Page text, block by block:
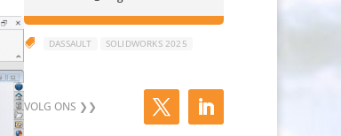
 DASSAULT SOLIDWORKS 2025